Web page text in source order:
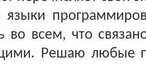
во всем, что
Решаю любые